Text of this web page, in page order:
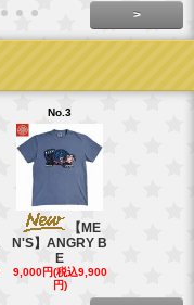
>
No.3
【ME
N'S】ANGRY B
E
9,000円(税込9,900
円)